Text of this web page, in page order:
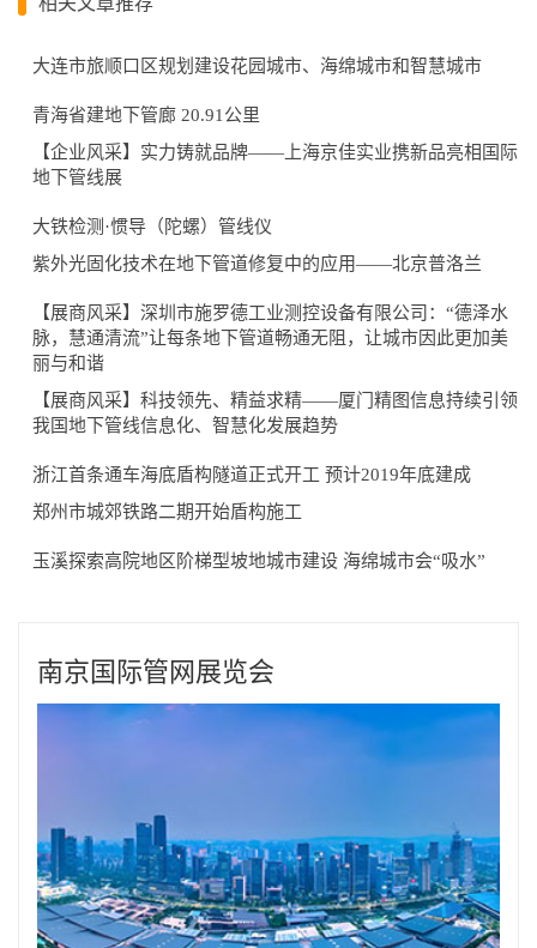
大连市旅顺口区规划建设花园城市、海绵城市和智慧城市
青海省建地下管廊 20.91公里
【企业风采】实力铸就品牌——上海京佳实业携新品亮相国际
地下管线展
大铁检测·惯导（陀螺）管线仪
紫外光固化技术在地下管道修复中的应用——北京普洛兰
【展商风采】深圳市施罗德工业测控设备有限公司：“德泽水
脉，慧通清流”让每条地下管道畅通无阻，让城市因此更加美
丽与和谐
【展商风采】科技领先、精益求精——厦门精图信息持续引领
我国地下管线信息化、智慧化发展趋势​
浙江首条通车海底盾构隧道正式开工 预计2019年底建成
郑州市城郊铁路二期开始盾构施工
玉溪探索高院地区阶梯型坡地城市建设 海绵城市会“吸水”
南京国际管网展览会